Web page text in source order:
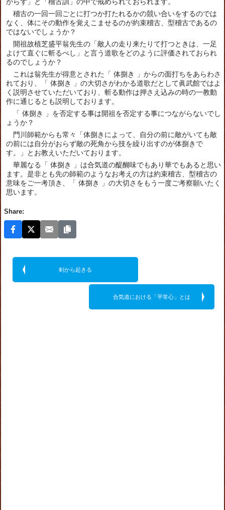
稽古の一回一回ごとに打つか打たれるかの競い合いをするのでは
なく、体にその動作を覚えこませるのが約束稽古、型稽古であるの
ではないでしょうか？
開祖故植芝盛平翁先生の「敵人の走り来たりて打つときは、一足
よけて直ぐに斬るべし」と言う道歌をどのように評価されておられ
るのでしょうか？
これは翁先生が得意とされた「 体捌き 」からの面打ちをあらわさ
れており、「 体捌き 」の大切さがわかる道歌だとして眞武館ではよ
く説明させていただいており、斬る動作は押さえ込みの時の一教動
作に通じるとも説明しております。
「 体捌き 」を否定する事は開祖を否定する事につながらないでし
ょうか？
門川師範からも常々「体捌きによって、自分の前に敵がいても敵
の前には自分がおらず敵の死角から技を繰り出すのが体捌きで
す。」とお教えいただいております。
華麗なる「 体捌き 」は合気道の醍醐味でもあり華でもあると思い
ます。是非とも先の師範のようなお考えの方は約束稽古、型稽古の
意味をご一考頂き、「 体捌き 」の大切さをもう一度ご考察願いたく
思います。
Share:
剣から起きる
合気道における「平常心」とは